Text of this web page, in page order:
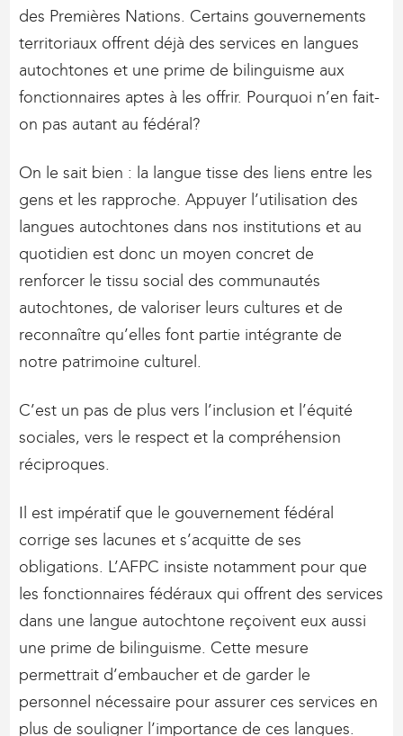
des Premières Nations. Certains gouvernements
territoriaux offrent déjà des services en langues
autochtones et une prime de bilinguisme aux
fonctionnaires aptes à les offrir. Pourquoi n’en fait-
on pas autant au fédéral?
On le sait bien : la langue tisse des liens entre les
gens et les rapproche. Appuyer l’utilisation des
langues autochtones dans nos institutions et au
quotidien est donc un moyen concret de
renforcer le tissu social des communautés
autochtones, de valoriser leurs cultures et de
reconnaître qu’elles font partie intégrante de
notre patrimoine culturel.
C’est un pas de plus vers l’inclusion et l’équité
sociales, vers le respect et la compréhension
réciproques.
Il est impératif que le gouvernement fédéral
corrige ses lacunes et s’acquitte de ses
obligations. L’AFPC insiste notamment pour que
les fonctionnaires fédéraux qui offrent des services
dans une langue autochtone reçoivent eux aussi
une prime de bilinguisme. Cette mesure
permettrait d’embaucher et de garder le
personnel nécessaire pour assurer ces services en
plus de souligner l’importance de ces langues.